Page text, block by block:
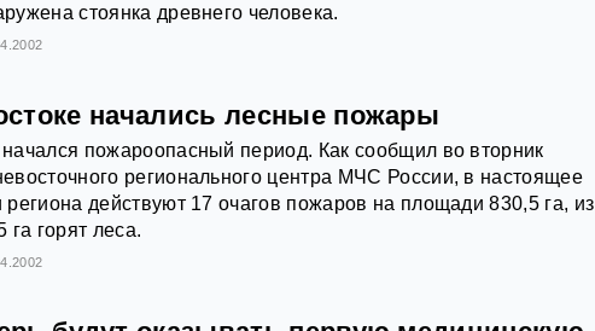
стоянка древнего человека.
начались лесные пожары
пожароопасный период. Как сообщил во вторник
регионального центра МЧС России, в настоящее
действуют 17 очагов пожаров на площади 830,5 га, из
горят леса.